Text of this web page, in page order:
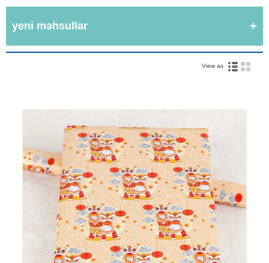
yeni məhsullar
View as